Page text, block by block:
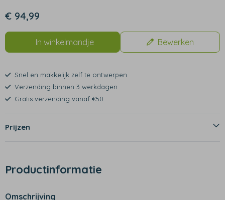
€ 94,99
In winkelmandje Bewerken
Snel en makkelijk zelf te ontwerpen
Verzending binnen 3 werkdagen
Gratis verzending vanaf €50
Prijzen
Productinformatie
Omschrijving